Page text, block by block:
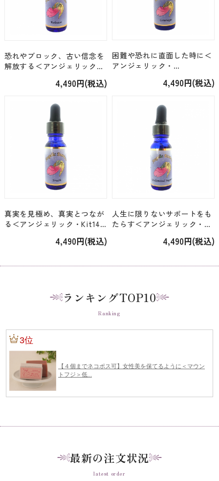
恐れやブロック、古い信念を
解放する＜アンジェリック・
4,490円(税込)
困難や恐れに直面した時に＜
アンジェリック・
4,490円(税込)
真実を見極め、真実とつなが
る＜アンジェリック・Kit14
4,490円(税込)
人生に限りないサポートをも
たらす＜アンジェリック・
テッド・サポート」[15ml]
4,490円(税込)
ランキングTOP10
Ranking
最新の注文状況
latest order